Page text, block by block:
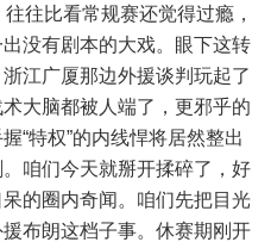
往比看常规赛还觉得过瘾，
没有剧本的大戏。眼下这转
江广厦那边外援谈判玩起了
大脑都被人端了，更邪乎的
“特权”的内线悍将居然整出
咱们今天就掰开揉碎了，好
的圈内奇闻。咱们先把目光
布朗这档子事。休赛期刚开